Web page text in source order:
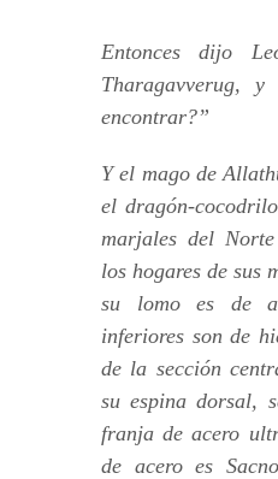
Entonces dijo
Tharagavverug,
encontrar?”
Y el mago de
el dragón-
marjales del
los hogares de sus
su lomo es de
inferiores son de
de la sección
su espina dorsal,
franja de acero
de acero es